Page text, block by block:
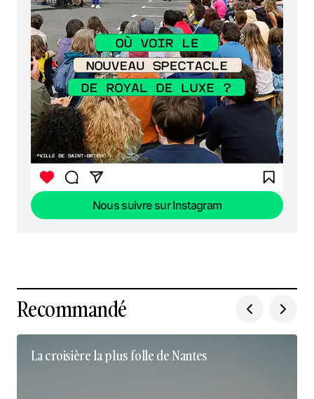
Nous suivre sur Instagram
Recommandé
La croisière la plus folle de Nantes